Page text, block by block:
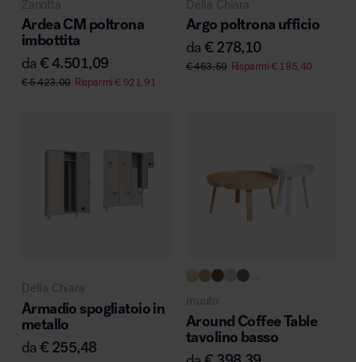
Zanotta
Ardea CM poltrona
imbottita
da€ 4.501,09
€5.423,00 Risparmi€921,91
Della Chiara
Argo poltrona ufficio
da€ 278,10
€463,50 Risparmi€185,40
Della Chiara
Armadio spogliatoio in
metallo
da€ 255,48
muuto
Around Coffee Table
tavolino basso